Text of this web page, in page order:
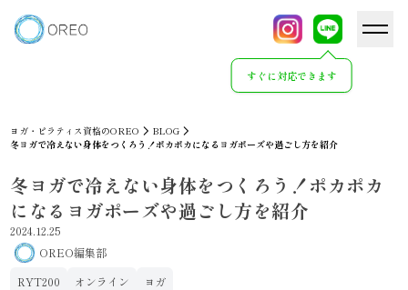
すぐに対応できます
ヨガ・ピラティス資格のOREO
BLOG
冬ヨガで冷えない身体をつくろう！ポカポカになるヨガポーズや過ごし方を紹介
冬ヨガで冷えない身体をつくろう！ポカポカ
になるヨガポーズや過ごし方を紹介
2024.12.25
OREO編集部
RYT200
オンライン ヨガ